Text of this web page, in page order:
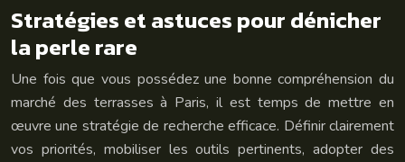
Stratégies et astuces pour dénicher
la perle rare
Une fois que vous possédez une bonne compréhension du
marché des terrasses à Paris, il est temps de mettre en
œuvre une stratégie de recherche efficace. Définir clairement
vos priorités, mobiliser les outils pertinents, adopter des